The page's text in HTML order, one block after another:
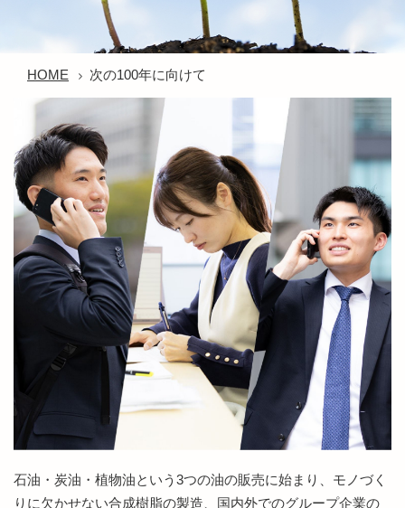
HOME 次の100年に向けて
石油・炭油・植物油という3つの油の販売に始まり、モノづく
りに欠かせない合成樹脂の製造、国内外でのグループ企業の